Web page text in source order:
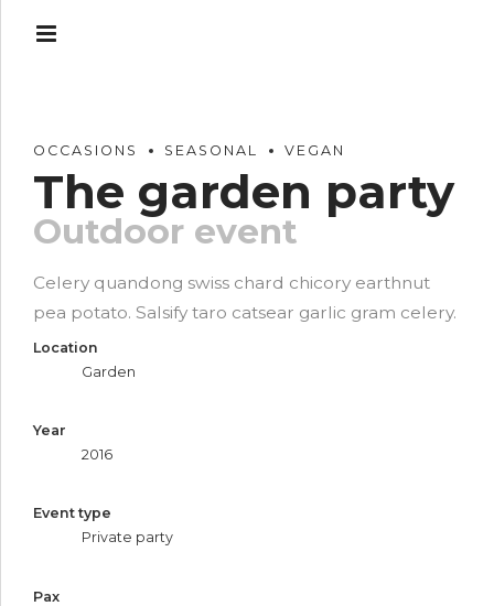
OCCASIONS SEASONAL VEGAN
The garden party
Outdoor event
Celery quandong swiss chard chicory earthnut
pea potato. Salsify taro catsear garlic gram celery.
Location
Garden
Year
2016
Event type
Private party
Pax